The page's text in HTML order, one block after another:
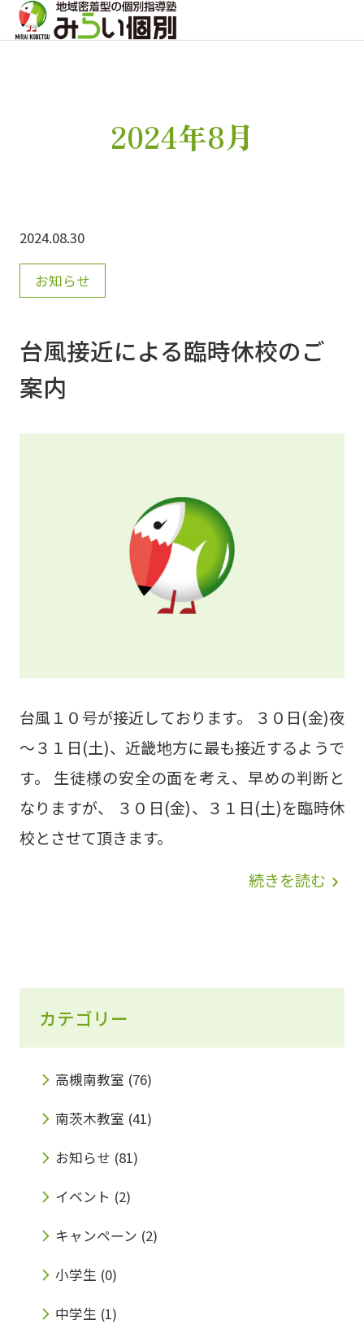
2024年8月
2024.08.30
お知らせ
台風接近による臨時休校のご
案内
台風１０号が接近しております。 ３０日(金)夜
～３１日(土)、近畿地方に最も接近するようで
す。 生徒様の安全の面を考え、早めの判断と
なりますが、 ３０日(金)、３１日(土)を臨時休
校とさせて頂きます。
続きを読む navigate_next
カテゴリー
高槻南教室 (76)
南茨木教室 (41)
お知らせ (81)
イベント (2)
キャンペーン (2)
小学生 (0)
中学生 (1)